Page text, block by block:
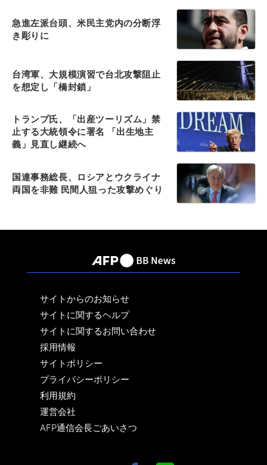
急進左派台頭、米民主党内の分断浮
き彫りに
台湾軍、大規模演習で台北攻撃阻止
を想定し「橋封鎖」
トランプ氏、「出産ツーリズム」禁
止する大統領令に署名 「出生地主
義」見直し継続へ
国連事務総長、ロシアとウクライナ
両国を非難 民間人狙った攻撃めぐり
サイトからのお知らせ
サイトに関するヘルプ
サイトに関するお問い合わせ
採用情報
サイトポリシー
プライバシーポリシー
利用規約
運営会社
AFP通信会長ごあいさつ